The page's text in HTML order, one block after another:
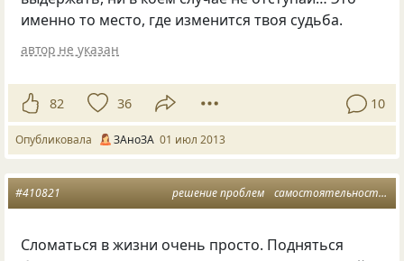
именно то место, где изменится твоя судьба.
автор не указан
82 36 10
Опубликовала ЗАноЗА 01 июл 2013
решение проблем самостоятельность
#410821
Сломаться в жизни очень просто. Подняться